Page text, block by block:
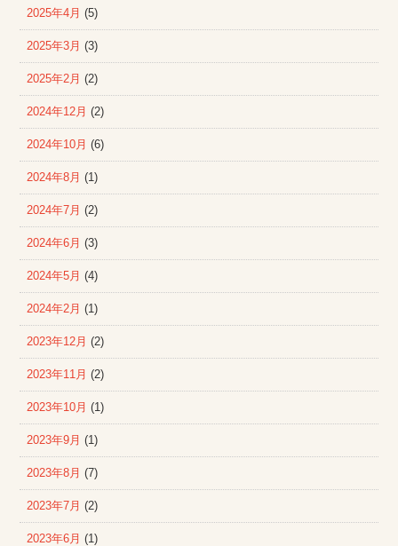
2025年4月 (5)
2025年3月 (3)
2025年2月 (2)
2024年12月 (2)
2024年10月 (6)
2024年8月 (1)
2024年7月 (2)
2024年6月 (3)
2024年5月 (4)
2024年2月 (1)
2023年12月 (2)
2023年11月 (2)
2023年10月 (1)
2023年9月 (1)
2023年8月 (7)
2023年7月 (2)
2023年6月 (1)